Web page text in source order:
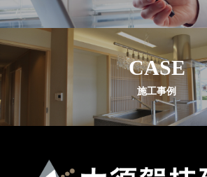
CASE
施工事例